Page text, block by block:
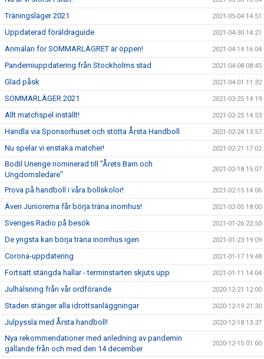
Träningsläger 2021 2021-05-04 14:51
Uppdaterad föräldraguide 2021-04-30 14:21
Anmälan för SOMMARLÄGRET är öppen! 2021-04-14 16:04
Pandemiuppdatering från Stockholms stad 2021-04-08 08:45
Glad påsk 2021-04-01 11:32
SOMMARLÄGER 2021 2021-03-25 14:19
Allt matchspel inställt! 2021-02-25 14:53
Handla via Sponsorhuset och stötta Årsta Handboll 2021-02-24 13:57
Nu spelar vi enstaka matcher! 2021-02-21 17:02
Bodil Unenge nominerad till "Årets Barn och
Ungdomsledare"
2021-02-18 15:07
Prova på handboll i våra bollskolor! 2021-02-15 14:06
Även Juniorerna får börja träna inomhus! 2021-02-05 18:00
Sveriges Radio på besök 2021-01-26 22:50
De yngsta kan börja träna inomhus igen 2021-01-23 19:09
Corona-uppdatering 2021-01-17 19:48
Fortsatt stängda hallar - terminstarten skjuts upp 2021-01-11 14:04
Julhälsning från vår ordförande 2020-12-21 12:00
Staden stänger alla idrottsanläggningar 2020-12-19 21:30
Julpyssla med Årsta handboll! 2020-12-18 13:37
Nya rekommendationer med anledning av pandemin
gällande från och med den 14 december
2020-12-15 01:00